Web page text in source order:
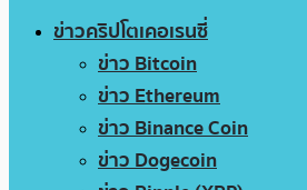
ข่าวคริปโตเคอเรนซี่
ข่าว Bitcoin
ข่าว Ethereum
ข่าว Binance Coin
ข่าว Dogecoin